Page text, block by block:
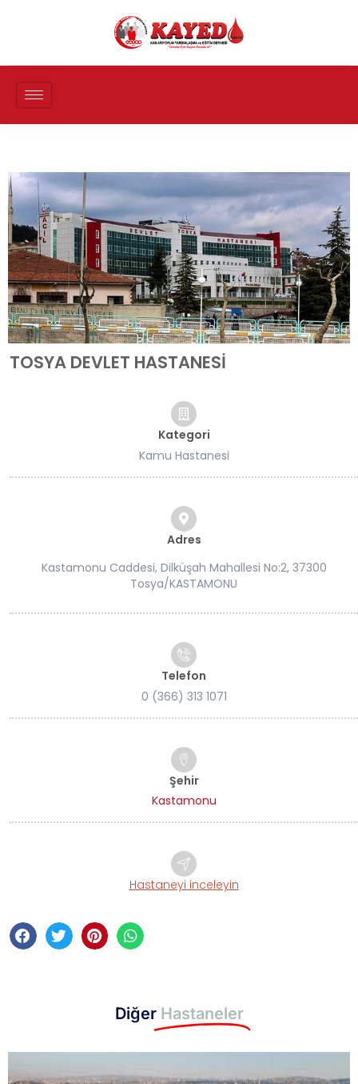
TOSYA DEVLET HASTANESİ
Kategori
Kamu Hastanesi
Adres
Kastamonu Caddesi, Dilküşah Mahallesi No:2, 37300
Tosya/KASTAMONU
Telefon
0 (366) 313 1071
Şehir
Kastamonu
Hastaneyi inceleyin
Diğer Hastaneler